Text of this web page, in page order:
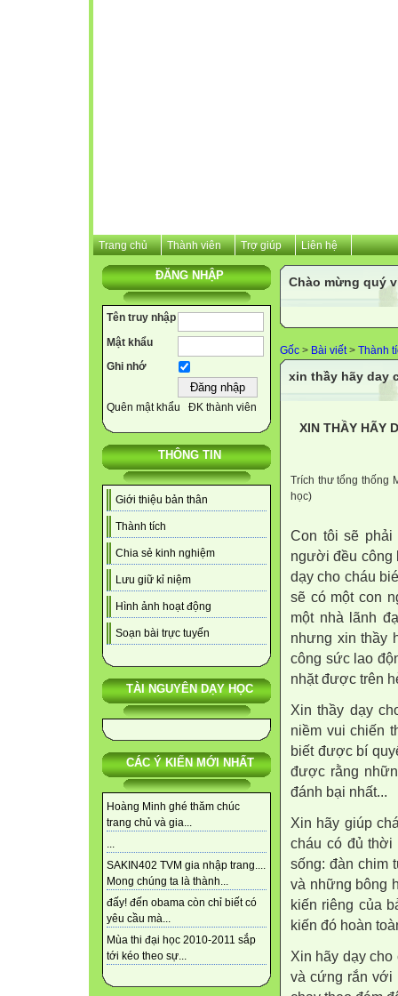
Trang chủ Thành viên Trợ giúp Liên hệ
ĐĂNG NHẬP
Tên truy nhập
Mật khẩu
Ghi nhớ
Quên mật khẩu ĐK thành viên
THÔNG TIN
Giới thiệu bản thân
Thành tích
Chia sẻ kinh nghiệm
Lưu giữ kỉ niệm
Hình ảnh hoạt động
Soạn bài trực tuyến
TÀI NGUYÊN DẠY HỌC
CÁC Ý KIẾN MỚI NHẤT
Hoàng Minh ghé thăm chúc
trang chủ và gia...
...
SAKIN402 TVM gia nhập trang....
Mong chúng ta là thành...
đấy! đến obama còn chỉ biết có
yêu cầu mà...
Mùa thi đại học 2010-2011 sắp
tới kéo theo sự...
Chào mừng quý
Gốc > Bài viết> Thành
xin thầy hãy day
XIN THẦY HÃY
Trích thư tổng thống
học)
Con tôi sẽ phải
người đều công
dạy cho cháu
sẽ có một con
một nhà lãnh
nhưng xin thầy
công sức lao
nhặt được trên
Xin thầy dạy
niềm vui chiến
biết được bí
được rằng
đánh bại nhất...
Xin hãy giúp
cháu có đủ
sống: đàn chim
và những bông
kiến riêng của
kiến đó hoàn
Xin hãy dạy
và cứng rắn với